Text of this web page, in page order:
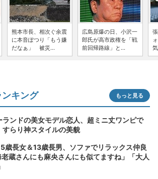
熊本市長、相次ぐ余震
に本音ぽつり「もう嫌
だなぁ」 被災...
広島原爆の日、小沢一
郎氏が高市政権を「戦
前回帰路線」と...
キング もっと見る
ランドの美女モデル恋人、超ミニ丈ワンピで
らり神スタイルの美貌
歳長女＆13歳長男、ソファでリラックス仲良
蔵さんにも麻央さんにも似てますね」「大人